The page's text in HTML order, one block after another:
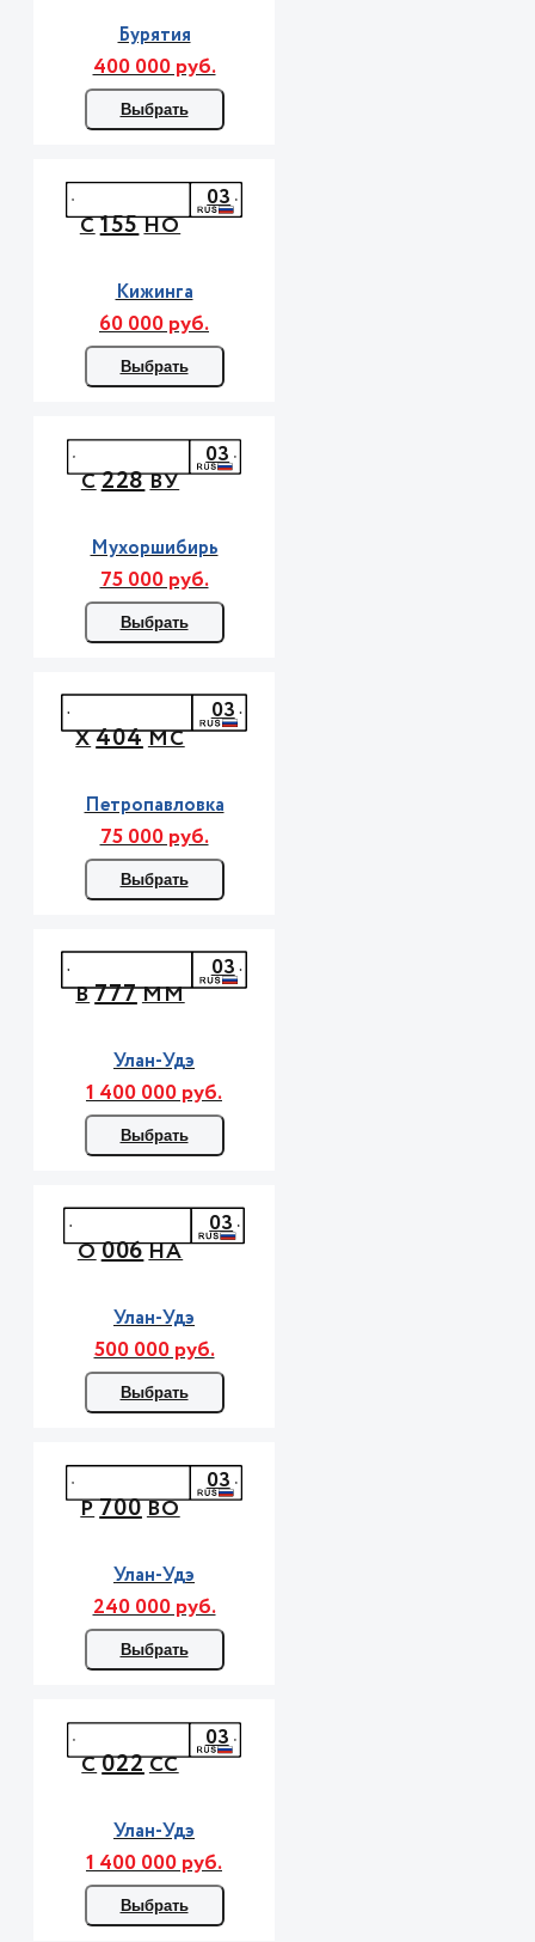
Бурятия
400 000 руб.
Выбрать
С155НО
03
Кижинга
60 000 руб.
Выбрать
С228ВУ
03
Мухоршибирь
75 000 руб.
Выбрать
Х404МС
03
Петропавловка
75 000 руб.
Выбрать
В777ММ
03
Улан-Удэ
1 400 000 руб.
Выбрать
О006НА
03
Улан-Удэ
500 000 руб.
Выбрать
Р700ВО
03
Улан-Удэ
240 000 руб.
Выбрать
С022СС
03
Улан-Удэ
1 400 000 руб.
Выбрать